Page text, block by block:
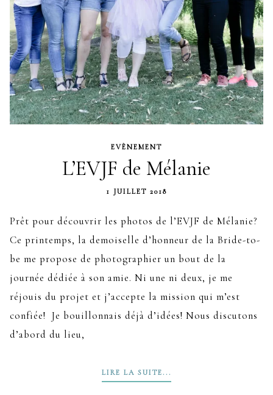
EVÈNEMENT
L’EVJF de Mélanie
1 JUILLET 2018
Prêt pour découvrir les photos de l’EVJF de Mélanie?
Ce printemps, la demoiselle d’honneur de la Bride-to-
be me propose de photographier un bout de la
journée dédiée à son amie. Ni une ni deux, je me
réjouis du projet et j’accepte la mission qui m’est
confiée! Je bouillonnais déjà d’idées! Nous discutons
d’abord du lieu,
LIRE LA SUITE...